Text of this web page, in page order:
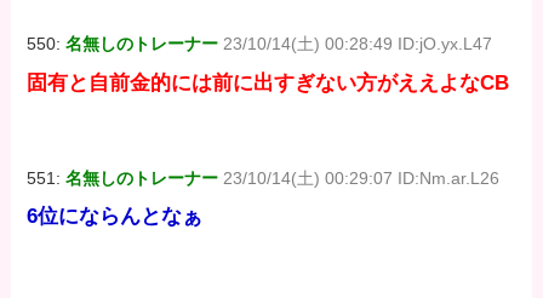
550:名無しのトレーナー 23/10/14(土) 00:28:49 ID:jO.yx.L47
固有と自前金的には前に出すぎない方がええよなCB
551:名無しのトレーナー 23/10/14(土) 00:29:07 ID:Nm.ar.L26
6位にならんとなぁ